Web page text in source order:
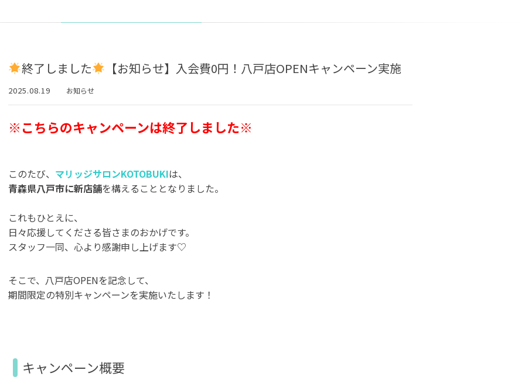
終了しました 【お知らせ】入会費0円！八戸店OPENキャンペーン実施
2025.08.19 お知らせ
※こちらのキャンペーンは終了しました※
このたび、 マリッジサロンKOTOBUKIは、
青森県八戸市に新店舗を構えることとなりました。
これもひとえに、
日々応援してくださる皆さまのおかげです。
スタッフ一同、心より感謝申し上げます♡
そこで、八戸店OPENを記念して、
期間限定の特別キャンペーンを実施いたします！
キャンペーン概要